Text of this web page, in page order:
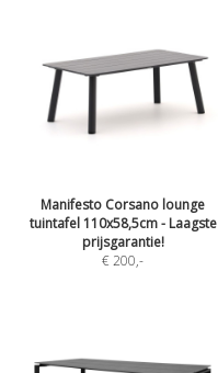
Manifesto Corsano lounge
tuintafel 110x58,5cm - Laagste
prijsgarantie!
€ 200,-